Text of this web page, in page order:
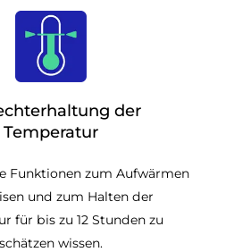
der
Temperatur
Funktionen zum Aufwärmen
und zum Halten der
für bis zu 12 Stunden zu
schätzen wissen.